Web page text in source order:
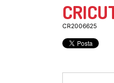
CR2006625